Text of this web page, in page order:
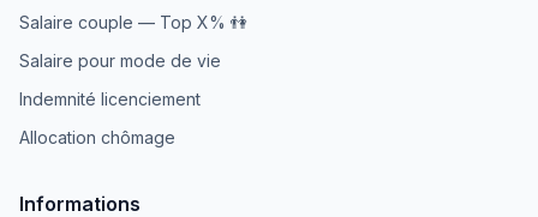
Salaire couple — Top X% 👫
Salaire pour mode de vie
Indemnité licenciement
Allocation chômage
Informations